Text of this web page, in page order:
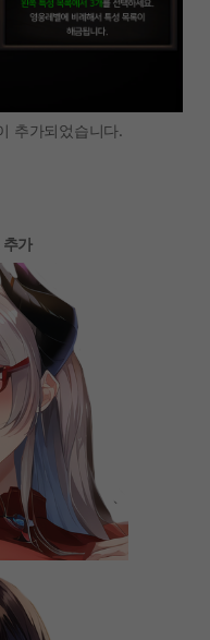
추가되었습니다.
가